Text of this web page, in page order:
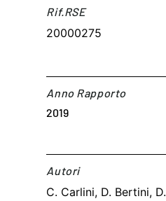
Rif.RSE​
20000275
Anno Rapporto
2019
Autori​
C. Carlini, D. Bertini, D.